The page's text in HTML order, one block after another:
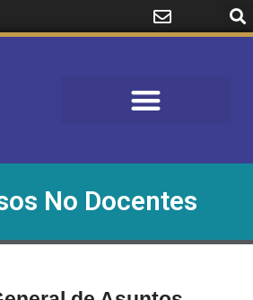
No Docentes